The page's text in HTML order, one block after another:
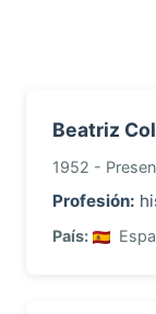
Beatriz
1952 -
Profesión:
País: